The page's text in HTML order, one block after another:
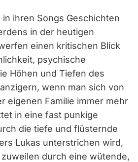
ihren Songs Geschichten
in der heutigen
einen kritischen Blick
psychische
Höhen und Tiefen des
wenn man sich von
eigenen Familie immer mehr
in eine fast punkige
die tiefe und flüsternde
Lukas unterstrichen wird,
durch eine wütende,